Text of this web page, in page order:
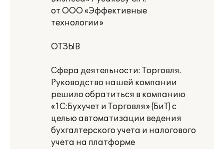
от ООО «Эффективные
технологии»
ОТЗЫВ
Сфера деятельности: Торговля.
Руководство нашей компании
решило обратиться в компанию
«1С:Бухучет и Торговля» (БиТ) с
целью автоматизации ведения
бухгалтерского учета и налогового
учета на платформе